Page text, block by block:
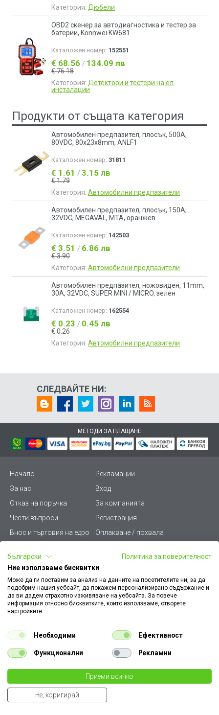
€ 0.23
Категория: Дюбели
OBD2 скенер за автодиагностика и тестер за
батерии, Konnwei KW681
Каталожен номер: 152551
€ 68.56 / 134.09 лв
€ 76.18
Категория: Детектори и тестери на ел.
инсталации
Продукти от същата категория
Автомобилен предпазител, плосък, 500А,
80VDC, 80x23x8mm, ANLF1
Каталожен номер: 31811
€ 1.61 / 3.15 лв
€ 1.79
Категория: Автомобилни предпазители
Автомобилен предпазител, плосък, 150А,
32VDC, MEGAVAL, MTA, оранжев
Каталожен номер: 142503
€ 3.51 / 6.86 лв
€ 3.90
Категория: Автомобилни предпазители
Автомобилен предпазител, ножовиден, 11mm,
30А, 32VDC, SUPER MINI / MICRO, зелен
Каталожен номер: 162554
€ 0.23 / 0.45 лв
€ 0.26
Категория: Автомобилни предпазители
СЛЕДВАЙТЕ НИ:
МЕТОДИ ЗА ПЛАЩАНЕ
Начало
Рекламации
За нас
Вход
Отказ на поръчка
За компанията
Чести въпроси
Регистрация
Внос и търговия на едро
Оплакване / похвала
Условия за ползване
Стани дистрибутор
Карта на сайта
Кариери
Как да намеря документ
към поръчка
Платформа за AРС
Конфигуратор за ел.
ключове и контакти
Уважаеми Клиенти, моля да имате предвид, че всички изображения на
нашия сайт са илюстративни,
те могат да се различават от действителния изглед на продукта без това да
променя неговите технически характеристики по някакъв начин.
български
Политика за поверителност
Ние използваме бисквитки
Може да ги поставим за анализ на данните на посетителите ни, за да
подобрим нашия уебсайт, да покажем персонализирано съдържание и
да ви дадем страхотно изживяване на уебсайта. За повече
информация относно бисквитките, които използваме, отворете
настройките.
Необходими Ефективност
Функционални Рекламни
Приеми всичко
Не, коригирай